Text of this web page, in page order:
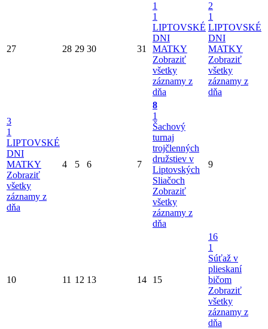
27 28 29 30 31
1
1
LIPTOVSKÉ
DNI
MATKY
Zobraziť
všetky
záznamy z
dňa
2
1
LIPTOVSKÉ
DNI
MATKY
Zobraziť
všetky
záznamy z
dňa
3
1
LIPTOVSKÉ
DNI
MATKY
Zobraziť
všetky
záznamy z
dňa
4 5 6 7
8
1
Šachový
turnaj
trojčlenných
družstiev v
Liptovských
Sliačoch
Zobraziť
všetky
záznamy z
dňa
9
10 11 12 13 14 15
16
1
Súťaž v
plieskaní
bičom
Zobraziť
všetky
záznamy z
dňa